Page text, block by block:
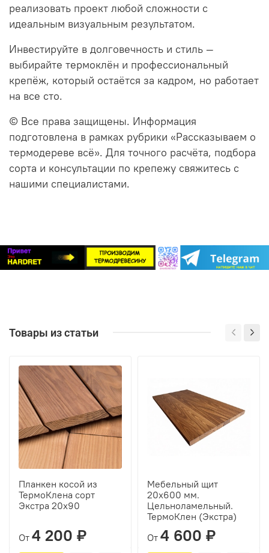
реализовать проект любой сложности с
идеальным визуальным результатом.
Инвестируйте в долговечность и стиль —
выбирайте термоклён и профессиональный
крепёж, который остаётся за кадром, но работает
на все сто.
© Все права защищены. Информация
подготовлена в рамках рубрики «Рассказываем о
термодереве всё». Для точного расчёта, подбора
сорта и консультации по крепежу свяжитесь с
нашими специалистами.
Товары из статьи
Планкен косой из
ТермоКлена сорт
Экстра 20х90
От 4 200 ₽
Мебельный щит
20х600 мм.
Цельноламельный.
ТермоКлен (Экстра)
От 4 600 ₽